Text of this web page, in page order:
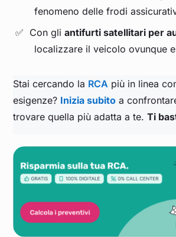
fenomeno delle frodi
Con gli antifurti satellitari per
localizzare il veicolo ovunque
Stai cercando la RCA più in linea
esigenze? Inizia subito a
trovare quella più adatta a te.Ti